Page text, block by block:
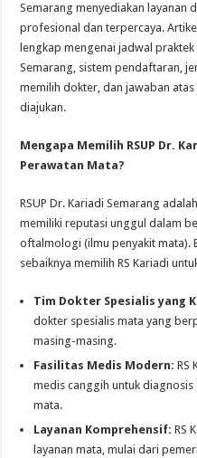
Semarang menyediakan layanan
profesional dan terpercaya.
lengkap mengenai jadwal
Semarang, sistem pendaftaran,
memilih dokter, dan jawaban
diajukan.
Mengapa Memilih RSUP Dr.
Perawatan Mata?
RSUP Dr. Kariadi Semarang
memiliki reputasi unggul dalam
oftalmologi (ilmu penyakit mata).
sebaiknya memilih RS Kariadi
Tim Dokter Spesialis yang
dokter spesialis mata yang
masing-masing.
Fasilitas Medis Modern: RS
medis canggih untuk
mata.
Layanan Komprehensif: RS
layanan mata, mulai dari